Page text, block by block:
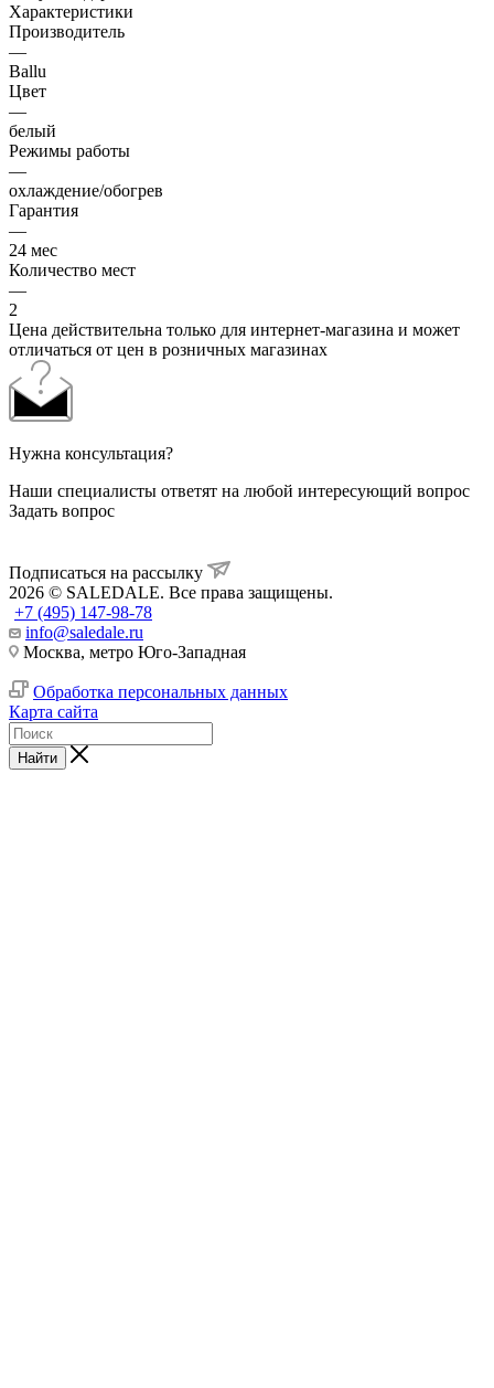
Характеристики
Производитель
—
Ballu
Цвет
—
белый
Режимы работы
—
охлаждение/обогрев
Гарантия
—
24 мес
Количество мест
—
2
Цена действительна только для интернет-магазина и может
отличаться от цен в розничных магазинах
Нужна консультация?
Наши специалисты ответят на любой интересующий вопрос
Задать вопрос
Подписаться на рассылку
2026 © SALEDALE. Все права защищены.
+7 (495) 147-98-78
info@saledale.ru
Москва, метро Юго-Западная
Обработка персональных данных
Карта сайта
Найти